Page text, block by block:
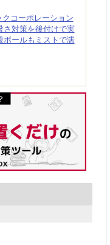
クコーポレーション
さ対策を後付けで実
ボールもミストで濡